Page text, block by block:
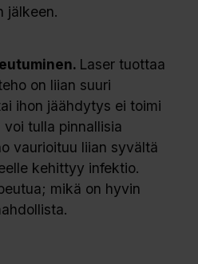
jälkeen.
Laser tuottaa
on liian suuri
ihon jäähdytys ei toimi
tulla pinnallisia
vaurioituu liian syvältä
kehittyy infektio.
mikä on hyvin